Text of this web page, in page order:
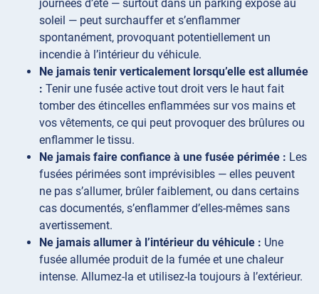
journées d’été — surtout dans un parking exposé au
soleil — peut surchauffer et s’enflammer
spontanément, provoquant potentiellement un
incendie à l’intérieur du véhicule.
Ne jamais tenir verticalement lorsqu’elle est allumée
: Tenir une fusée active tout droit vers le haut fait
tomber des étincelles enflammées sur vos mains et
vos vêtements, ce qui peut provoquer des brûlures ou
enflammer le tissu.
Ne jamais faire confiance à une fusée périmée : Les
fusées périmées sont imprévisibles — elles peuvent
ne pas s’allumer, brûler faiblement, ou dans certains
cas documentés, s’enflammer d’elles-mêmes sans
avertissement.
Ne jamais allumer à l’intérieur du véhicule : Une
fusée allumée produit de la fumée et une chaleur
intense. Allumez-la et utilisez-la toujours à l’extérieur.